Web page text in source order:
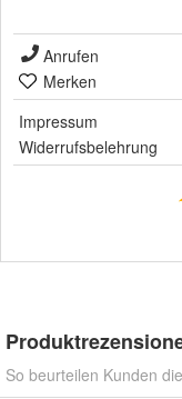
Anrufen
Merken
Impressum
Widerrufsbelehrung
So beurteilen Kunden